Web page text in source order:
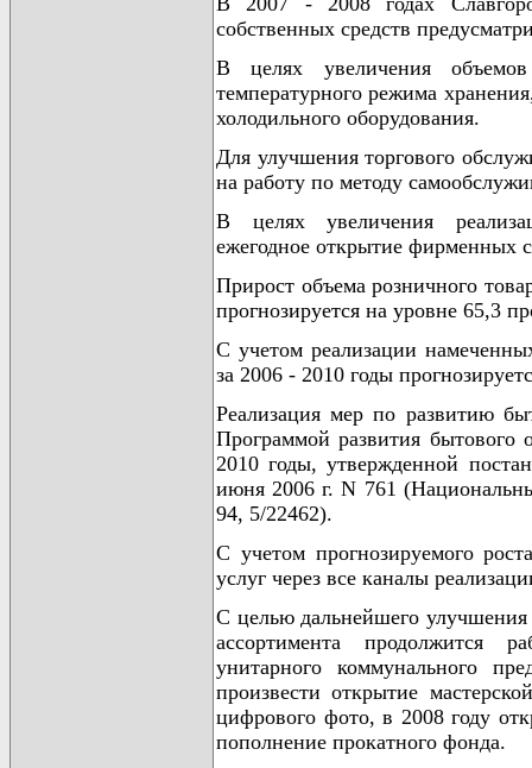
собственных средств
В целях увеличения объемов
температурного режима
холодильного оборудования.
Для улучшения торгового
на работу по методу
В целях увеличения
ежегодное открытие фирменных
Прирост объема розничного
прогнозируется на уровне 65,3
С учетом реализации
за 2006 - 2010 годы
Реализация мер по развитию
Программой развития бытового
2010 годы, утвержденной
июня 2006 г. N 761
94, 5/22462).
С учетом прогнозируемого
услуг через все каналы
С целью дальнейшего улучшения
ассортимента продолжится
унитарного коммунального
произвести открытие
цифрового фото, в 2008 году
пополнение прокатного фонда.